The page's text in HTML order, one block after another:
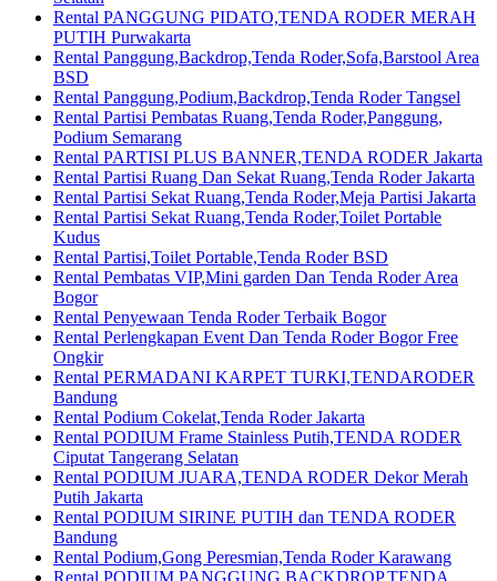
Rental PANGGUNG PIDATO,TENDA RODER MERAH
PUTIH Purwakarta
Rental Panggung,Backdrop,Tenda Roder,Sofa,Barstool Area
BSD
Rental Panggung,Podium,Backdrop,Tenda Roder Tangsel
Rental Partisi Pembatas Ruang,Tenda Roder,Panggung,
Podium Semarang
Rental PARTISI PLUS BANNER,TENDA RODER Jakarta
Rental Partisi Ruang Dan Sekat Ruang,Tenda Roder Jakarta
Rental Partisi Sekat Ruang,Tenda Roder,Meja Partisi Jakarta
Rental Partisi Sekat Ruang,Tenda Roder,Toilet Portable
Kudus
Rental Partisi,Toilet Portable,Tenda Roder BSD
Rental Pembatas VIP,Mini garden Dan Tenda Roder Area
Bogor
Rental Penyewaan Tenda Roder Terbaik Bogor
Rental Perlengkapan Event Dan Tenda Roder Bogor Free
Ongkir
Rental PERMADANI KARPET TURKI,TENDARODER
Bandung
Rental Podium Cokelat,Tenda Roder Jakarta
Rental PODIUM Frame Stainless Putih,TENDA RODER
Ciputat Tangerang Selatan
Rental PODIUM JUARA,TENDA RODER Dekor Merah
Putih Jakarta
Rental PODIUM SIRINE PUTIH dan TENDA RODER
Bandung
Rental Podium,Gong Peresmian,Tenda Roder Karawang
Rental PODIUM,PANGGUNG,BACKDROP,TENDA